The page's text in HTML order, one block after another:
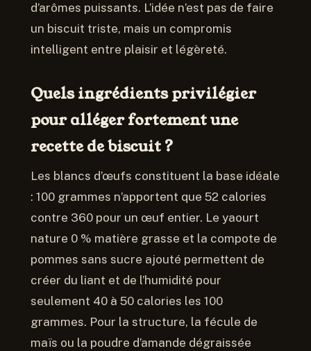
d’arômes puissants. L’idée n’est pas de faire
un biscuit triste, mais un compromis
intelligent entre plaisir et légèreté.
Quels ingrédients privilégier
pour alléger fortement une
recette de biscuit ?
Les blancs d’œufs constituent la base idéale
: 100 grammes n’apportent que 52 calories
contre 360 pour un œuf entier. Le yaourt
nature 0 % matière grasse et la compote de
pommes sans sucre ajouté permettent de
créer du liant et de l’humidité pour
seulement 40 à 50 calories les 100
grammes. Pour la structure, la fécule de
maïs ou la poudre d’amande dégraissée